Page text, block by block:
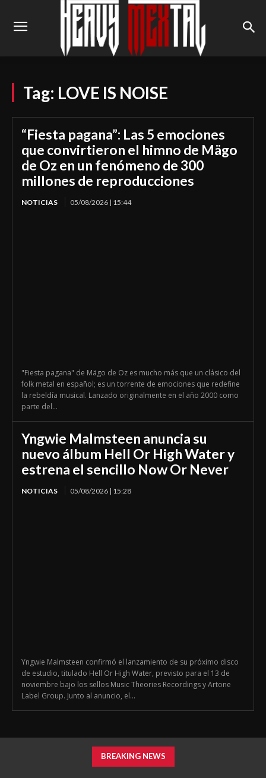
Tag: LOVE IS NOISE
“Fiesta pagana”: Las 5 emociones
que convirtieron el himno de Mägo
de Oz en un fenómeno de 300
millones de reproducciones
NOTICIAS 05/08/2026 | 15:44
"Fiesta pagana" de Mägo de Oz es mucho más que un clásico del
folk metal en español; es un torrente de emociones que redefine
la rebeldía musical. Lanzado originalmente en el año 2000 como
parte del...
Yngwie Malmsteen anuncia su
nuevo álbum Hell Or High Water y
estrena el sencillo Now Or Never
NOTICIAS 05/08/2026 | 15:28
Yngwie Malmsteen confirmó el lanzamiento de su próximo disco
de estudio, titulado Hell Or High Water, previsto para el 13 de
noviembre bajo los sellos Music Theories Recordings y Artone
Label Group. Junto al anuncio, el...
BREAKING NEWS